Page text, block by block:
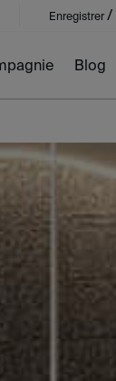
Enregistrer /
Blog